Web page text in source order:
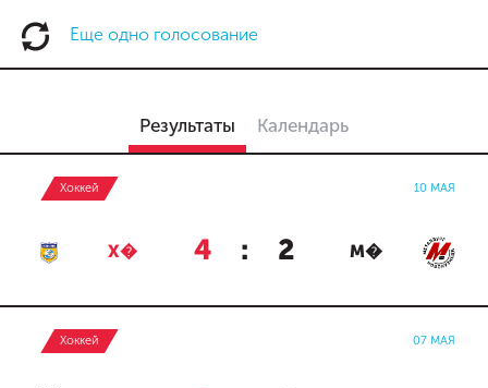
Еще одно голосование
Результаты Календарь
Хоккей 10 МАЯ
Х� 4 : 2 М�
Хоккей 07 МАЯ